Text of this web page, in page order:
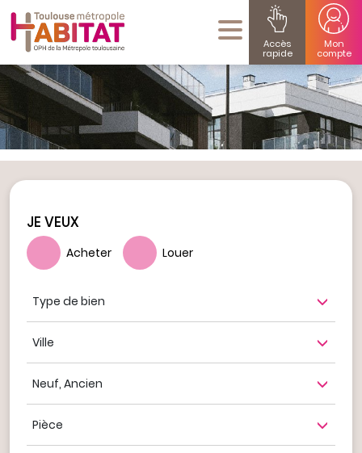
Accès
rapide
Mon
compte
JE VEUX
Acheter Louer
Ville
Neuf, ancien
Nombre de pièce